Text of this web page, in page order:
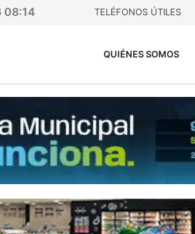
08:14 TELÉFONOS ÚTILES
QUIÉNES SOMOS